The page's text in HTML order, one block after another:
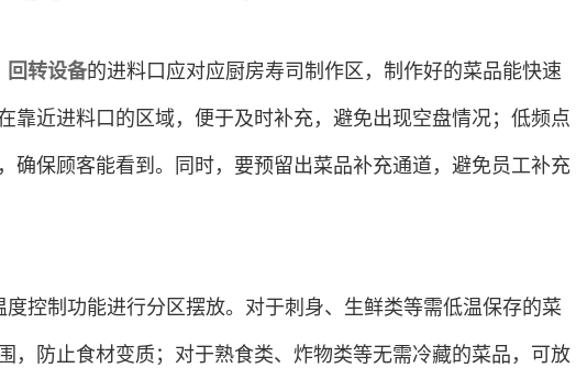
回转设备的进料口应对应厨房寿司制作区，制作好的菜品能快速
靠近进料口的区域，便于及时补充，避免出现空盘情况；低频点
确保顾客能看到。同时，要预留出菜品补充通道，避免员工补充
控制功能进行分区摆放。对于刺身、生鲜类等需低温保存的菜
，防止食材变质；对于熟食类、炸物类等无需冷藏的菜品，可放